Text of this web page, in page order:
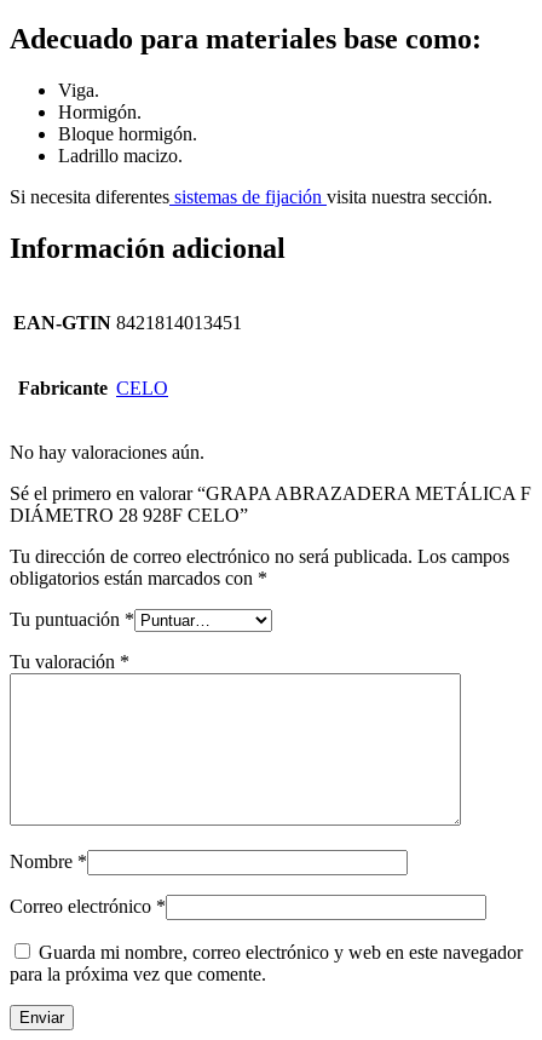
Adecuado para materiales base como:
Viga.
Hormigón.
Bloque hormigón.
Ladrillo macizo.
Si necesita diferentes sistemas de fijación visita nuestra sección.
Información adicional
EAN-GTIN 8421814013451
Fabricante CELO
No hay valoraciones aún.
Sé el primero en valorar “GRAPA ABRAZADERA METÁLICA F
DIÁMETRO 28 928F CELO”
Tu dirección de correo electrónico no será publicada. Los campos
obligatorios están marcados con *
Tu puntuación *
Tu valoración *
Nombre *
Correo electrónico *
Guarda mi nombre, correo electrónico y web en este navegador
para la próxima vez que comente.